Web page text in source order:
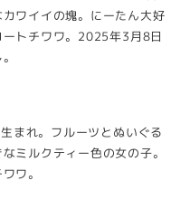
ワイイの塊。にーたん大好
ートチワワ。2025年3月8日
まれ。フルーツとぬいぐる
ミルクティー色の女の子。
ワ。